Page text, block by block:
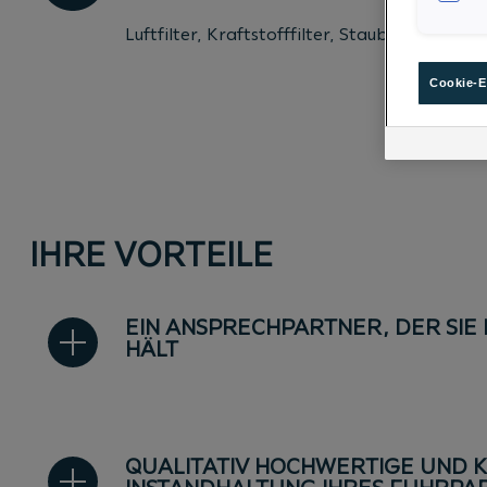
Luftfilter, Kraftstofffilter, Staub- &
IHRE VORTEILE
EIN ANSPRECHPARTNER, DER
HÄLT
QUALITATIV HOCHWERTIGE UND
Cookie-